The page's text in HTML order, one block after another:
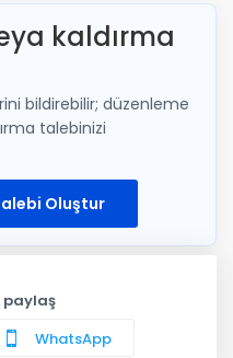
kaldırma
bildirebilir; düzenleme
talebinizi
Oluştur
paylaş
WhatsApp